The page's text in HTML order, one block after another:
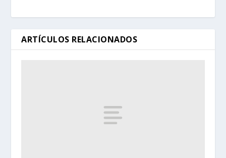
ARTÍCULOS RELACIONADOS